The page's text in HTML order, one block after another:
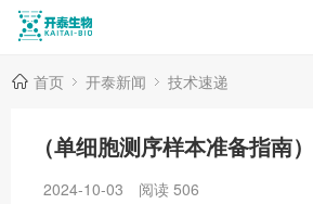
首页 开泰新闻 技术速递
（单细胞测序样本准备指南）
2024-10-03 阅读 506